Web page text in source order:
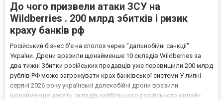
До чого призвели атаки ЗСУ на
Wildberries . 200 млрд збитків і ризик
краху банків рф
Російський бізнес б'є на сполох через "дальнобійні санкції"
України. Дрони вразили щонайменше 10 складів Wildberries за
два тижні Збитки російських продавців уже перевищили 200 млрд
рублів РФ може загрожувати крах банківської системи У липні-
серпні 2026 року українські далекобійні дрони вразили
щонайменше десять складів найбільшого російського онлайн-